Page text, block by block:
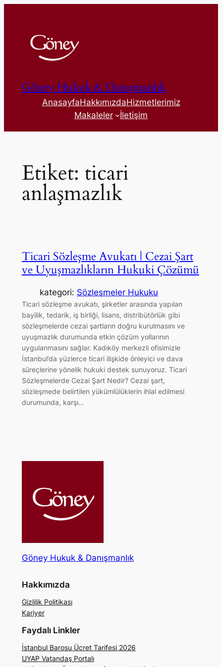
Göney Hukuk & Danışmanlık
AnasayfaHakkımızdaHizmetlerimiz
Makaleler
İletişim
Etiket: ticari
anlaşmazlık
Ticari Sözleşme Avukatı | Cezai Şart
ve Uyuşmazlıkların Hukuki Çözümü
kategori: Sözleşmeler Hukuku
Ticari sözleşme avukatı, şirketler arasında yapılan
bayilik, tedarik, iş birliği, lisans, distribütörlük gibi
sözleşmelerde cezai şartların doğru kurulmasını ve
uyuşmazlık durumunda etkin çözüm yollarının
uygulanmasını sağlar. Kadıköy merkezli ofisimizle
İstanbul’da yüzlerce ticari ilişkide önleyici ve dava
süreçlerine yönelik hukuki destek sunuyoruz. Ticari
Sözleşmelerde Cezai Şart Nedir? Cezai şart,
sözleşmede belirtilen yükümlülüklerin ihlal edilmesi
durumunda, karşı…
Göney Hukuk & Danışmanlık
Hakkımızda
Gizlilik Politikası
Kariyer
Faydalı Linkler
İstanbul Barosu Ücret Tarifesi 2026
UYAP Vatandaş Portalı